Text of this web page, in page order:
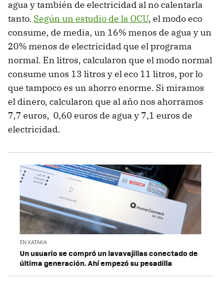
agua y también de electricidad al no calentarla
tanto. Según un estudio de la OCU, el modo eco
consume, de media, un 16% menos de agua y un
20% menos de electricidad que el programa
normal. En litros, calcularon que el modo normal
consume unos 13 litros y el eco 11 litros, por lo
que tampoco es un ahorro enorme. Si miramos
el dinero, calcularon que al año nos ahorramos
7,7 euros, 0,60 euros de agua y 7,1 euros de
electricidad.
EN XATAKA
Un usuario se compró un lavavajillas conectado de
última generación. Ahí empezó su pesadilla